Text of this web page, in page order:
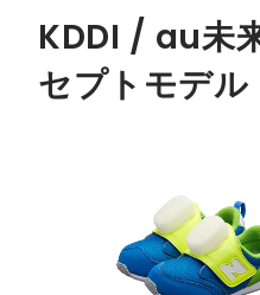
KDDI / au未
セプトモデル